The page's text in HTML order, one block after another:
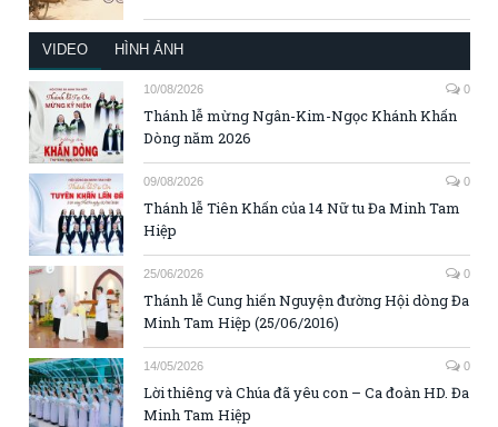
VIDEO HÌNH ẢNH
10/08/2026 0
Thánh lễ mừng Ngân-Kim-Ngọc Khánh Khấn
Dòng năm 2026
09/08/2026 0
Thánh lễ Tiên Khấn của 14 Nữ tu Đa Minh Tam
Hiệp
25/06/2026 0
Thánh lễ Cung hiến Nguyện đường Hội dòng Đa
Minh Tam Hiệp (25/06/2016)
14/05/2026 0
Lời thiêng và Chúa đã yêu con – Ca đoàn HD. Đa
Minh Tam Hiệp